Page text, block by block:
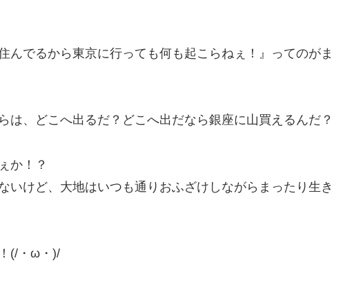
んでるから東京に行っても何も起こらねぇ！』ってのがま
は、どこへ出るだ？どこへ出だなら銀座に山買えるんだ？
か！？
けど、大地はいつも通りおふざけしながらまったり生き
(/・ω・)/